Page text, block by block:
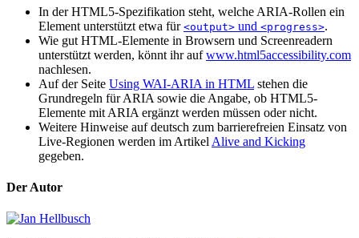
In der HTML5-Spezifikation steht, welche ARIA-Rollen ein
Element unterstützt etwa für <output> und <progress>.
Wie gut HTML-Elemente in Browsern und Screenreadern
unterstützt werden, könnt ihr aufwww.html5accessibility.com
nachlesen.
Auf der Seite Using WAI-ARIA in HTML stehen die
Grundregeln für ARIA sowie die Angabe, ob HTML5-
Elemente mit ARIA ergänzt werden müssen oder nicht.
Weitere Hinweise auf deutsch zum barrierefreien Einsatz von
Live-Regionen werden im Artikel Alive and Kicking
gegeben.
Der Autor